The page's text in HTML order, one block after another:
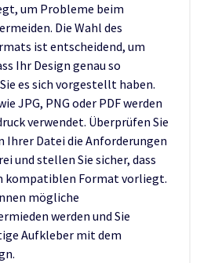
um Probleme beim
Die Wahl des
ist entscheidend, um
Ihr Design genau so
es sich vorgestellt haben.
JPG, PNG oder PDF werden
verwendet. Überprüfen Sie
Ihrer Datei die Anforderungen
und stellen Sie sicher, dass
kompatiblen Format vorliegt.
mögliche
werden und Sie
Aufkleber mit dem